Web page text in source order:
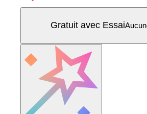
Gratuit avec Essai